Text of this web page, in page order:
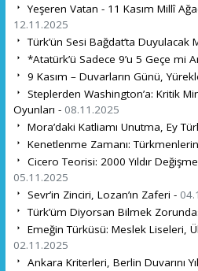
Yeşeren Vatan - 11 Kasım Millî
12.11.2025
Türk’ün Sesi Bağdat’ta Duyulacak
*Atatürk’ü Sadece 9’u 5 Geçe mi
9 Kasım – Duvarların Günü,
Steplerden Washington’a: Kritik
Oyunları - 08.11.2025
Mora’daki Katliamı Unutma, Ey
Kenetlenme Zamanı:
Cicero Teorisi: 2000 Yıldır
05.11.2025
Sevr’in Zinciri, Lozan’ın Zaferi -
Türk’üm Diyorsan Bilmek
Emeğin Türküsü: Meslek Liseleri,
02.11.2025
Ankara Kriterleri, Berlin Duvarını